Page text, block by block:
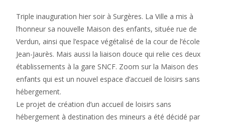
Triple inauguration hier soir à Surgères. La Ville a mis à
l’honneur sa nouvelle Maison des enfants, située rue de
Verdun, ainsi que l’espace végétalisé de la cour de l’école
Jean-Jaurès. Mais aussi la liaison douce qui relie ces deux
établissements à la gare SNCF. Zoom sur la Maison des
enfants qui est un nouvel espace d’accueil de loisirs sans
hébergement.
Le projet de création d’un accueil de loisirs sans
hébergement à destination des mineurs a été décidé par